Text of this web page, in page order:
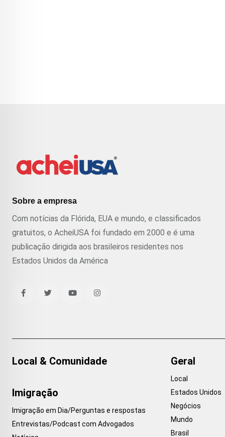
Sobre a empresa
Com notícias da Flórida, EUA e mundo, e classificados
gratuitos, o AcheiUSA foi fundado em 2000 e é uma
publicação dirigida aos brasileiros residentes nos
Estados Unidos da América
Local & Comunidade
Imigração
Imigração em Dia/Perguntas e respostas
Entrevistas/Podcast com Advogados
Geral
Local
Estados Unidos
Negócios
Mundo
Brasil